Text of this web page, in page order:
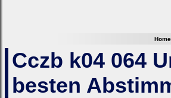
Home
Cczb k04 064
besten